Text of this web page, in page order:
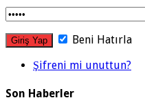
Beni Hatırla
Şifreni mi unuttun?
Son Haberler